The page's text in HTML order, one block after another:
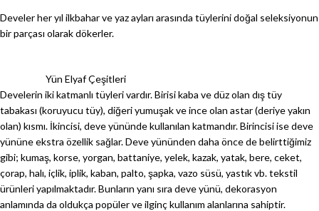
Develer her yıl ilkbahar ve yaz ayları arasında tüylerini doğal seleksiyonun
bir parçası olarak dökerler.
Yün Elyaf Çeşitleri
Develerin iki katmanlı tüyleri vardır. Birisi kaba ve düz olan dış tüy
tabakası (koruyucu tüy), diğeri yumuşak ve ince olan astar (deriye yakın
olan) kısmı. İkincisi, deve yününde kullanılan katmandır. Birincisi ise deve
yününe ekstra özellik sağlar. Deve yününden daha önce de belirttiğimiz
gibi; kumaş, korse, yorgan, battaniye, yelek, kazak, yatak, bere, ceket,
çorap, halı, içlik, iplik, kaban, palto, şapka, vazo süsü, yastık vb. tekstil
ürünleri yapılmaktadır. Bunların yanı sıra deve yünü, dekorasyon
anlamında da oldukça popüler ve ilginç kullanım alanlarına sahiptir.